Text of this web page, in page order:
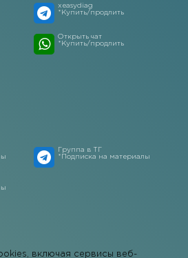
xeasydiag
*Купить/продлить
Открыть чат
*Купить/продлить
Группа в ТГ
*Подписка на материалы
включая сервисы веб-